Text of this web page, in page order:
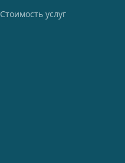
Стоимость услуг